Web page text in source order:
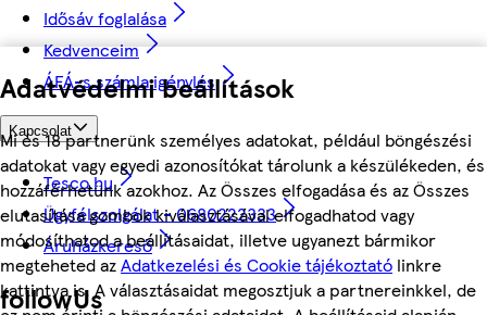
Adatvédelmi beállítások
Mi és 18 partnerünk személyes adatokat, például böngészési
adatokat vagy egyedi azonosítókat tárolunk a készülékeden, és
hozzáférhetünk azokhoz. Az Összes elfogadása és az Összes
elutasítása gombok kiválasztásával elfogadhatod vagy
módosíthatod a beállításaidat, illetve ugyanezt bármikor
megteheted azAdatkezelési és Cookie tájékoztató linkre
kattintva is. A választásaidat megosztjuk a partnereinkkel, de
Idősáv foglalása
Kedvenceim
ÁFÁ-s számla igénylés
Kapcsolat
Tesco.hu
Ügyfélszolgálat - 0680222333
Áruházkereső
followUs